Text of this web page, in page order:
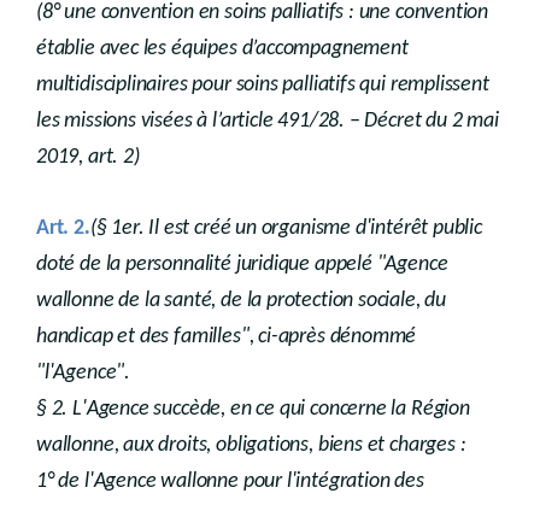
(8° une convention en soins palliatifs : une convention
établie avec les équipes d’accompagnement
multidisciplinaires pour soins palliatifs qui remplissent
les missions visées à l’article 491/28. – Décret du 2 mai
2019, art. 2)
Art. 2.(§ 1er. Il est créé un organisme d'intérêt public
doté de la personnalité juridique appelé "Agence
wallonne de la santé, de la protection sociale, du
handicap et des familles", ci-après dénommé
"l'Agence".
§ 2. L'Agence succède, en ce qui concerne la Région
wallonne, aux droits, obligations, biens et charges :
1° de l'Agence wallonne pour l'intégration des